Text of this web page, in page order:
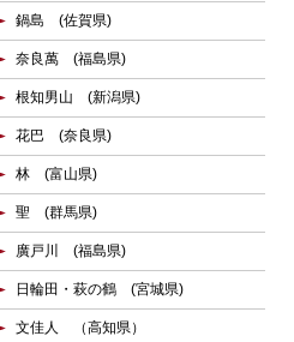
鍋島 (佐賀県)
奈良萬 (福島県)
根知男山 (新潟県)
花巴 (奈良県)
林 (富山県)
聖 (群馬県)
廣戸川 (福島県)
日輪田・萩の鶴 (宮城県)
文佳人 （高知県）